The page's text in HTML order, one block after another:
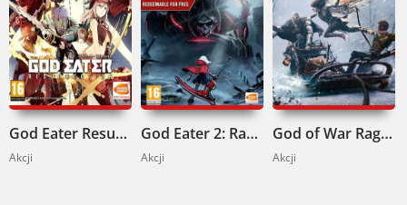
God Eater Resurrection Pobierz
Akcji
God Eater 2: Rage Burst Pobierz
Akcji
God of War Ragnarok Pobierz
Akcji